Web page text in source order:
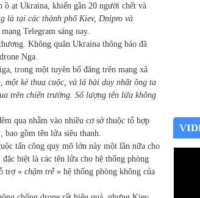
ồ ạt Ukraina, khiến gần 20 người chết và
là tại các thành phố Kiev, Dnipro và
Telegram sáng nay.
Không quân Ukraina thông báo đã
Nga.
trong một tuyên bố đăng trên mạng xã
một kẻ thua cuộc, và lá bài duy nhất ông ta
trên chiến trường. Số lượng tên lửa không
qua nhằm vào nhiều cơ sở thuộc tổ hợp
bao gồm tên lửa siêu thanh.
tấn công quy mô lớn này một lần nữa cho
biệt là các tên lửa cho hệ thống phòng
trợ « chậm trễ » hệ thống phòng không của